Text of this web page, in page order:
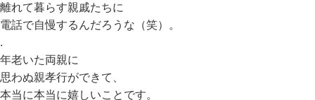
離れて暮らす親戚たちに
電話で自慢するんだろうな（笑）。
.
年老いた両親に
思わぬ親孝行ができて、
本当に本当に嬉しいことです。